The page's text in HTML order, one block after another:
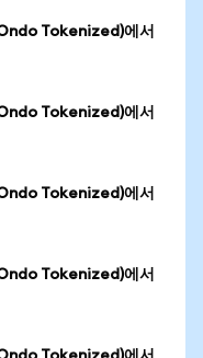
Tokenized)에서
Tokenized)에서
Tokenized)에서
Tokenized)에서